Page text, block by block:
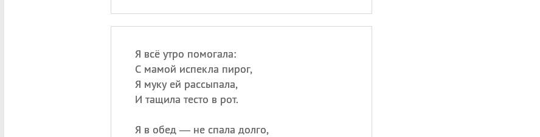
Я всё утро помогала:
С мамой испекла пирог,
Я муку ей рассыпала,
И тащила тесто в рот.
Я в обед — не спала долго,